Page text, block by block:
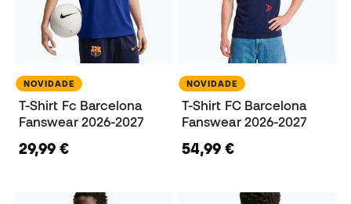
NOVIDADE
T-Shirt Fc Barcelona
Fanswear 2026-2027
29,99 €
NOVIDADE
T-Shirt FC Barcelona
Fanswear 2026-2027
54,99 €